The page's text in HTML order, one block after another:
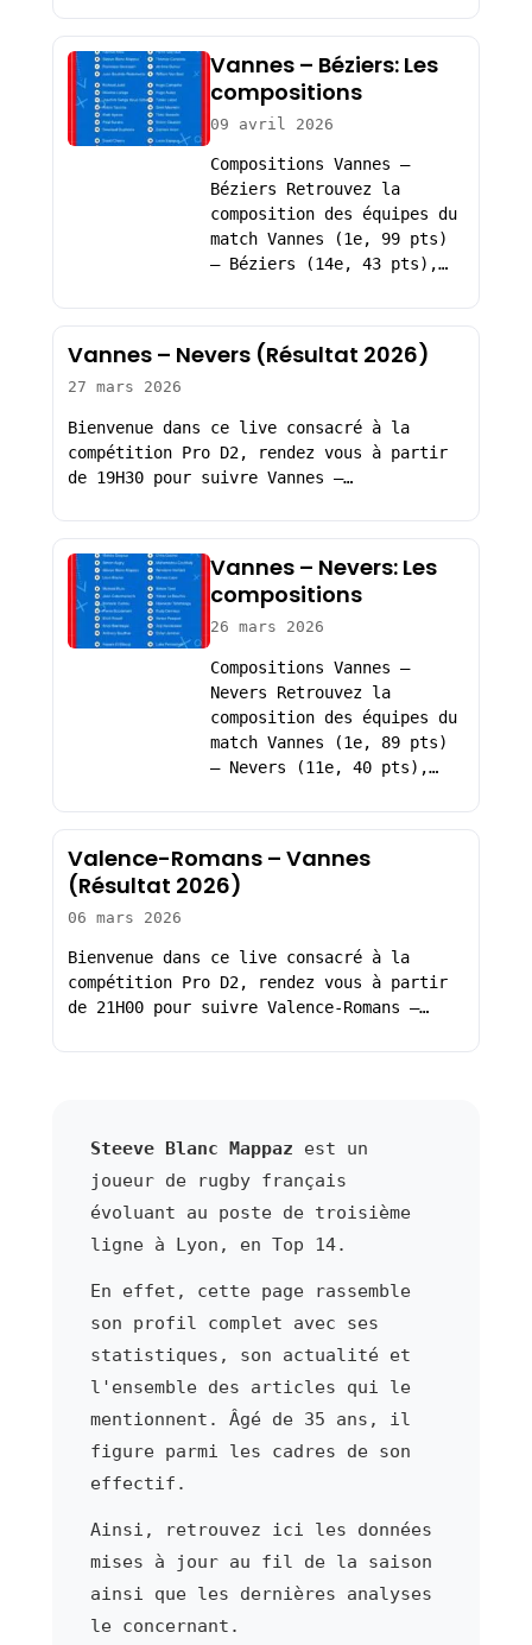
Vannes – Béziers: Les
compositions
09 avril 2026
Compositions Vannes –
Béziers Retrouvez la
composition des équipes du
match Vannes (1e, 99 pts)
– Béziers (14e, 43 pts),…
Vannes – Nevers (Résultat 2026)
27 mars 2026
Bienvenue dans ce live consacré à la
compétition Pro D2, rendez vous à partir
de 19H30 pour suivre Vannes –…
Vannes – Nevers: Les
compositions
26 mars 2026
Compositions Vannes –
Nevers Retrouvez la
composition des équipes du
match Vannes (1e, 89 pts)
– Nevers (11e, 40 pts),…
Valence-Romans – Vannes
(Résultat 2026)
06 mars 2026
Bienvenue dans ce live consacré à la
compétition Pro D2, rendez vous à partir
de 21H00 pour suivre Valence-Romans –…
Steeve Blanc Mappaz est un
joueur de rugby français
évoluant au poste de troisième
ligne à Lyon, en Top 14.
En effet, cette page rassemble
son profil complet avec ses
statistiques, son actualité et
l'ensemble des articles qui le
mentionnent. Âgé de 35 ans, il
figure parmi les cadres de son
effectif.
Ainsi, retrouvez ici les données
mises à jour au fil de la saison
ainsi que les dernières analyses
le concernant.